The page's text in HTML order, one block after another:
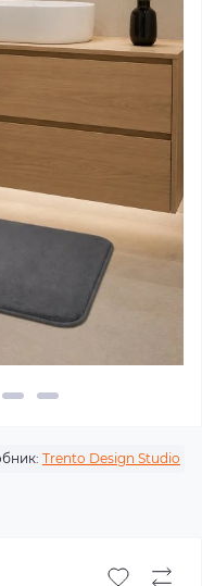
Trento Design Studio